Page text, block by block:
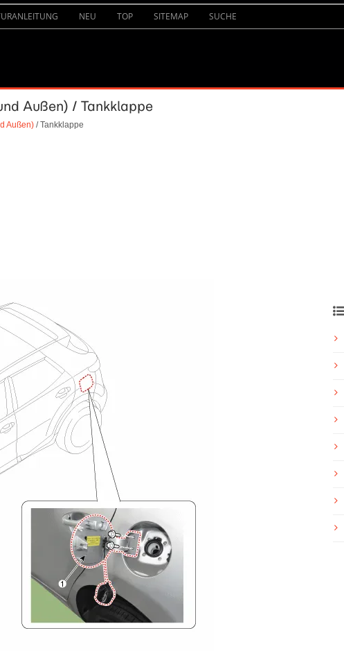
NEU TOP SITEMAP SUCHE
Außen) / Tankklappe
Außen)/ Tankklappe